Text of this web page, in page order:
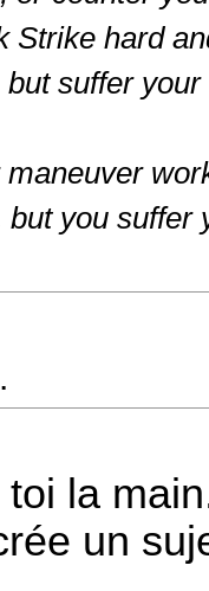
Strike hard
suffer your
you suffer
la
un